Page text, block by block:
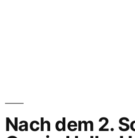
Nach dem 2.